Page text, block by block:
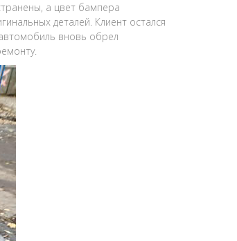
а цвет бампера
деталей. Клиент остался
вновь обрел